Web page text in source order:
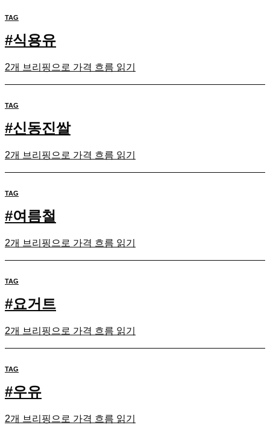
TAG
#식용유
2개 브리핑으로 가격 흐름 읽기
TAG
#신동진쌀
2개 브리핑으로 가격 흐름 읽기
TAG
#여름철
2개 브리핑으로 가격 흐름 읽기
TAG
#요거트
2개 브리핑으로 가격 흐름 읽기
TAG
#우유
2개 브리핑으로 가격 흐름 읽기